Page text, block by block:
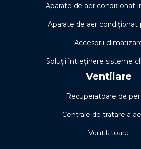
Aparate de aer condiționat
Aparate de aer condiționat
Accesorii
Soluţii întreţinere sisteme
Ventilare
Recuperatoare de
Centrale de tratare a
Ventilatoare